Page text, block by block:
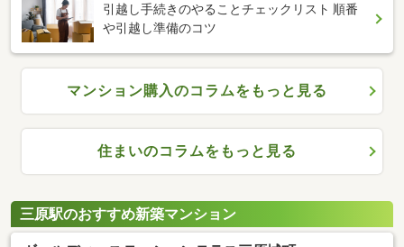
引越し手続きのやることチェックリスト 順番
や引越し準備のコツ
マンション購入のコラムをもっと見る
住まいのコラムをもっと見る
三原駅のおすすめ新築マンション